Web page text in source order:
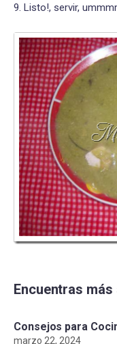
9. Listo!, servir,
Encuentras más
Consejos para
marzo 22, 2024